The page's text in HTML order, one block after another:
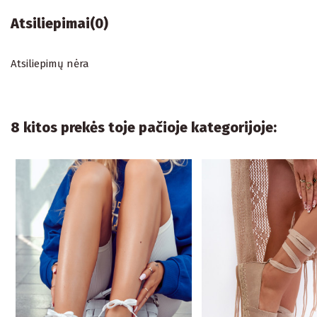
Atsiliepimai(0)
Atsiliepimų nėra
8 kitos prekės toje pačioje kategorijoje: